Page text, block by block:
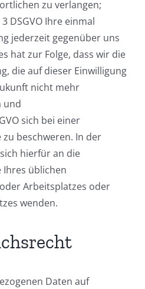
zu verlangen;
DSGVO Ihre einmal
jederzeit gegenüber uns
hat zur Folge, dass wir die
die auf dieser Einwilligung
nicht mehr
und
sich bei einer
beschweren. In der
hierfür an die
üblichen
Arbeitsplatzes oder
wenden.
Daten auf